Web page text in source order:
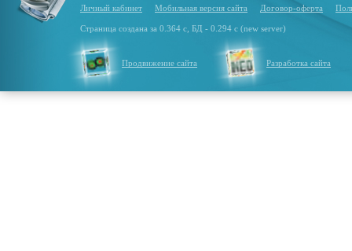
Личный кабинет Мобильная версия сайта Договор-оферта
Страница создана за 0.364 с, БД - 0.294 с (new server)
Продвижение сайта Разработка сайта